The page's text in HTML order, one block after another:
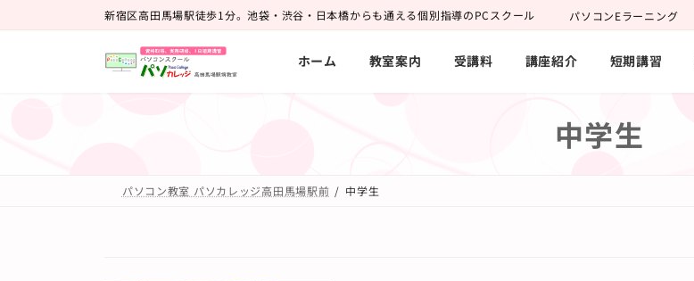
新宿区高田馬場駅徒歩1分。池袋・渋谷・日本橋からも通える個別指導のPCスクール パソコンEラーニング
ホーム 教室案内 受講料 講座紹介 短期講習
中学生
パソコン教室 パソカレッジ高田馬場駅前 中学生